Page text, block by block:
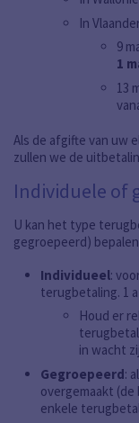
In
9
1
13
Als de afgifte van uw
zullen we de
Individuele of
U kan het type
gegroepeerd)
Individueel:
terugbetaling. 1
Houd er
in wacht
Gegroepeerd:
overgemaakt
enkele